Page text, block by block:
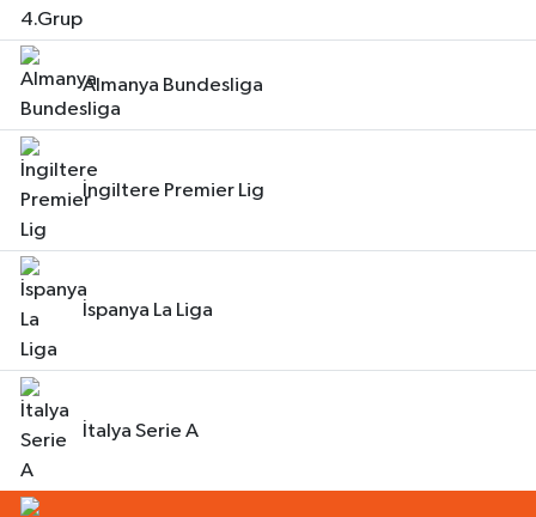
Almanya Bundesliga
İngiltere Premier Lig
İspanya La Liga
İtalya Serie A